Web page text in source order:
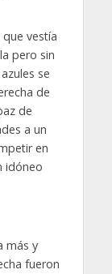
vestía
pero sin
se
de
de
a un
en
idóneo
más y
fueron